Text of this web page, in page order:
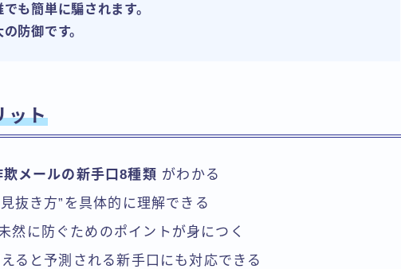
も簡単に騙されます。
防御です。
ット
メールの新手口8種類 がわかる
抜き方”を具体的に理解できる
然に防ぐためのポイントが身につく
ると予測される新手口にも対応できる